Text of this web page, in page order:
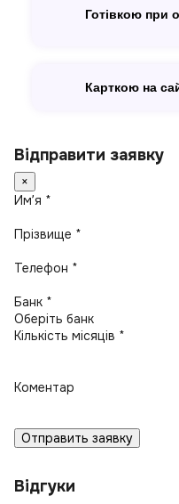
Готівкою при
Карткою на
Відправити заявку
×
Имʼя *
Прізвище *
Телефон *
Банк *
Кількість місяців *
Коментар
Отправить заявку
Відгуки